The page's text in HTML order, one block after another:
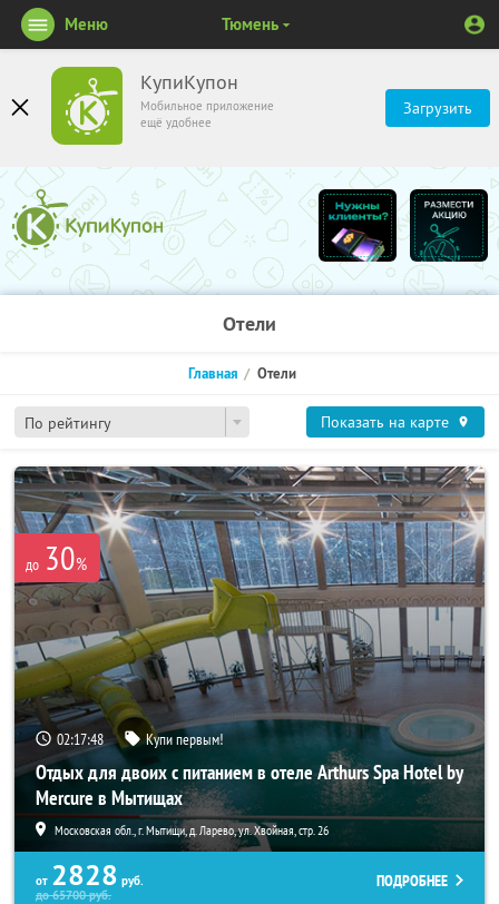
КупиКупон
Мобильное приложение
ещё удобнее
Загрузить
Меню Тюмень
Отели
По рейтингу
Главная Отели
Показать на карте
до 30%
02:17:46 Купи первым!
Отдых для двоих с питанием в отеле Arthurs Spa Hotel by
Mercure в Мытищах
Московская обл., г. Мытищи, д. Ларево, ул. Хвойная, стр. 26
от 2828 руб.
до65700руб.
ПОДРОБНЕЕ